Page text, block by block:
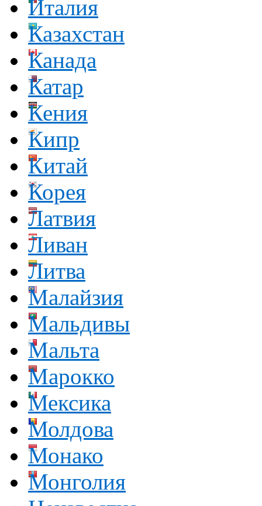
Италия
Казахстан
Канада
Катар
Кения
Кипр
Китай
Корея
Латвия
Ливан
Литва
Малайзия
Мальдивы
Мальта
Марокко
Мексика
Молдова
Монако
Монголия